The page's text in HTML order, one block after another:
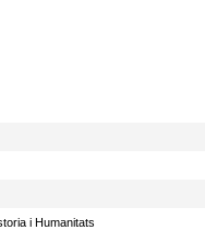
i Humanitats